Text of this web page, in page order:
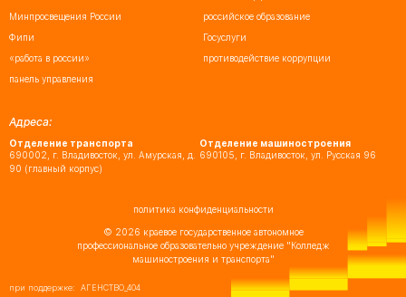
Адреса:
Отделение транспорта
690002, г. Владивосток, ул. Амурская, д.
90 (главный корпус)
Отделение машиностроения
690105, г. Владивосток, ул. Русская 96
Минпросвещения России
российское образование
Фипи
Госуслуги
«работа в россии»
противодействие коррупции
панель управления
© 2026 краевое государственное автономное
профессиональное образовательно учреждение "Колледж
машиностроения и транспорта"
политика конфиденциальности
при поддержке: АГЕНСТВО_404